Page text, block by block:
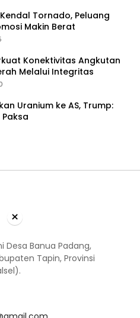
Tornado, Peluang
Makin Berat
Konektivitas Angkutan
Melalui Integritas
Uranium ke AS, Trump:
Desa Banua Padang,
Tapin, Provinsi
×